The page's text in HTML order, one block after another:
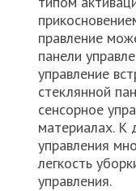
правление
панели
управление
стеклянной
сенсорное
материалах. К
управления
легкость
управления.